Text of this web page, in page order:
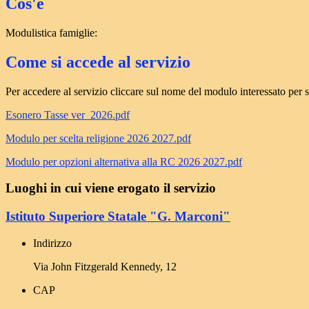
Modulistica famiglie:
Come si accede al servizio
Per accedere al servizio cliccare sul nome del modulo interessato per
Esonero Tasse ver_2026.pdf
Modulo per scelta religione 2026 2027.pdf
Modulo per opzioni alternativa alla RC 2026 2027.pdf
Luoghi in cui viene erogato il servizio
Istituto Superiore Statale "G. Marconi"
Indirizzo
Via John Fitzgerald Kennedy, 12
CAP